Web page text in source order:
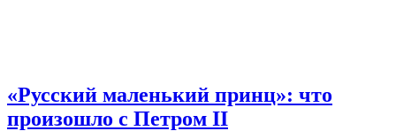
«Русский маленький принц»: что
произошло с Петром II